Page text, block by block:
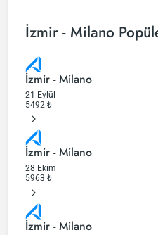
İzmir - Milano
İzmir - Milano
21 Eylül
5492 ₺
İzmir - Milano
28 Ekim
5963 ₺
İzmir - Milano